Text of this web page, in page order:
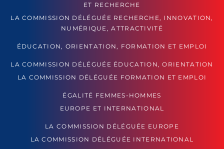
ET RECHERCHE
LA COMMISSION DÉLÉGUÉE RECHERCHE, INNOVATION,
NUMÉRIQUE, ATTRACTIVITÉ
ÉDUCATION, ORIENTATION, FORMATION ET EMPLOI
LA COMMISSION DÉLÉGUÉE ÉDUCATION, ORIENTATION
LA COMMISSION DÉLÉGUÉE FORMATION ET EMPLOI
ÉGALITÉ FEMMES-HOMMES
EUROPE ET INTERNATIONAL
LA COMMISSION DÉLÉGUÉE EUROPE
LA COMMISSION DÉLÉGUÉE INTERNATIONAL